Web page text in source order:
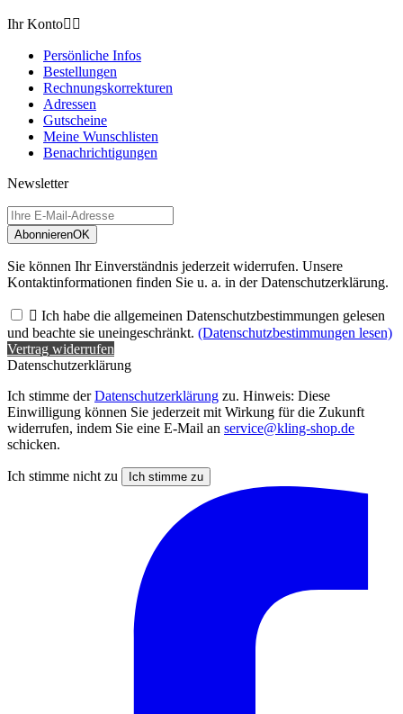
Ihr Konto 
Persönliche Infos
Bestellungen
Rechnungskorrekturen
Adressen
Gutscheine
Meine Wunschlisten
Benachrichtigungen
Newsletter
AbonnierenOK
Sie können Ihr Einverständnis jederzeit widerrufen. Unsere
Kontaktinformationen finden Sie u. a. in der Datenschutzerklärung.
 Ich habe die allgemeinen Datenschutzbestimmungen gelesen
und beachte sie uneingeschränkt. (Datenschutzbestimmungen lesen)
Vertrag widerrufen
Datenschutzerklärung
Ich stimme derDatenschutzerklärung zu. Hinweis: Diese
Einwilligung können Sie jederzeit mit Wirkung für die Zukunft
widerrufen, indem Sie eine E-Mail an service@kling-shop.de
schicken.
Ich stimme nicht zu Ich stimme zu